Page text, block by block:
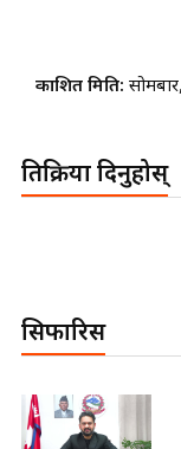
प्रकाशित मिति:
प्रतिक्रिया दिनुहोस्
सिफारिस